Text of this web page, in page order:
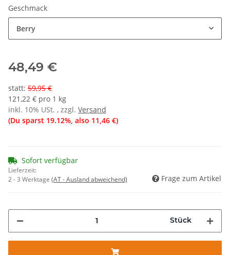
Geschmack
Berry
48,49 €
statt: 59,95 €
121,22 € pro 1 kg
inkl. 10% USt. , zzgl. Versand
(Du sparst 19.12%, also 11,46 €)
Sofort verfügbar
Lieferzeit:
2 - 3 Werktage (AT - Ausland abweichend) Frage zum Artikel
Stück